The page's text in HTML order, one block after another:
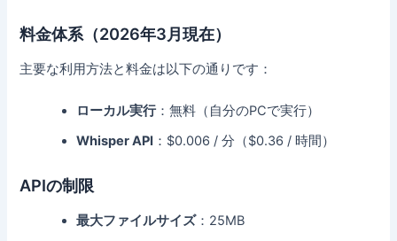
料金体系（2026年3月現在）
主要な利用方法と料金は以下の通りです：
ローカル実行：無料（自分のPCで実行）
Whisper API ：$0.006 / 分（$0.36 / 時間）
APIの制限
最大ファイルサイズ：25MB